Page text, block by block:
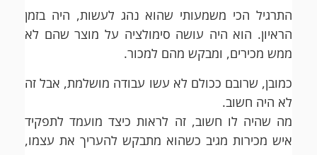
התרגיל הכי משמעותי שהוא נהג לעשות, היה בזמן
הראיון. הוא היה עושה סימולציה על מוצר שהם לא
ממש מכירים, ומבקש מהם למכור.
כמובן, שרובם ככולם לא עשו עבודה מושלמת, אבל זה
לא היה חשוב.
מה שהיה לו חשוב, זה לראות כיצד מועמד לתפקיד
איש מכירות מגיב כשהוא מתבקש להעריך את עצמו,